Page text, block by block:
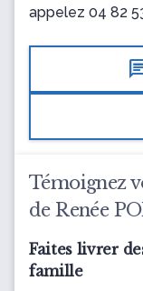
appelez 04 82
Témoignez
de Renée
Faites livrer
famille